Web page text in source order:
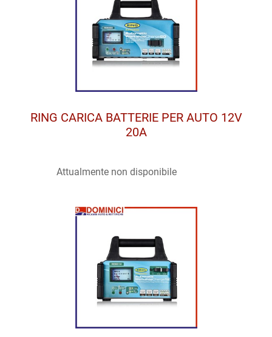
RING CARICA BATTERIE PER AUTO 12V
20A
Attualmente non disponibile